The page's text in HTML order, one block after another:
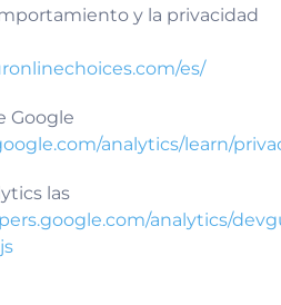
y la privacidad
es/
Google
analytics/learn/
las
analytics/